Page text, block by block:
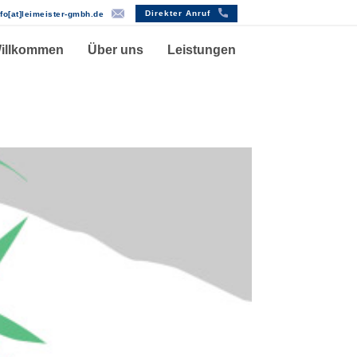
Direkter Anruf
gmbh.de
Über uns Leistungen